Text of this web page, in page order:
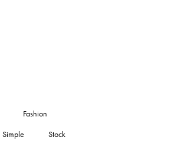
Fashion
Simple
Stock